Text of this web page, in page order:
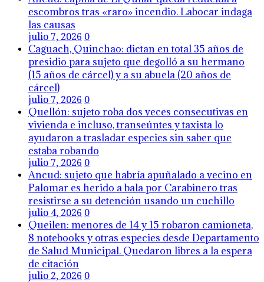
escombros tras «raro» incendio. Labocar indaga
las causas
julio 7, 2026 0
Caguach, Quinchao: dictan en total 35 años de
presidio para sujeto que degolló a su hermano
(15 años de cárcel) y a su abuela (20 años de
cárcel)
julio 7, 2026 0
Quellón: sujeto roba dos veces consecutivas en
vivienda e incluso, transeúntes y taxista lo
ayudaron a trasladar especies sin saber que
estaba robando
julio 7, 2026 0
Ancud: sujeto que habría apuñalado a vecino en
Palomar es herido a bala por Carabinero tras
resistirse a su detención usando un cuchillo
julio 4, 2026 0
Queilen: menores de 14 y 15 robaron camioneta,
8 notebooks y otras especies desde Departamento
de Salud Municipal. Quedaron libres a la espera
de citación
julio 2, 2026 0